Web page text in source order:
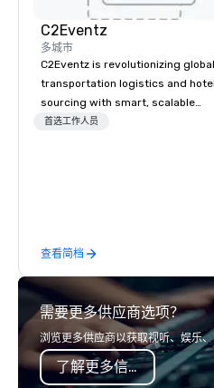
C2Eventz
多城市
C2Eventz is revolutionizing global
transportation logistics and hotel
sourcing with smart, scalable
technology. Since 2003, we’ve
首选工作人员
查看简档
需要更多供应商选项？
浏览更多供应商以获取视听、娱乐、
了解更多信息